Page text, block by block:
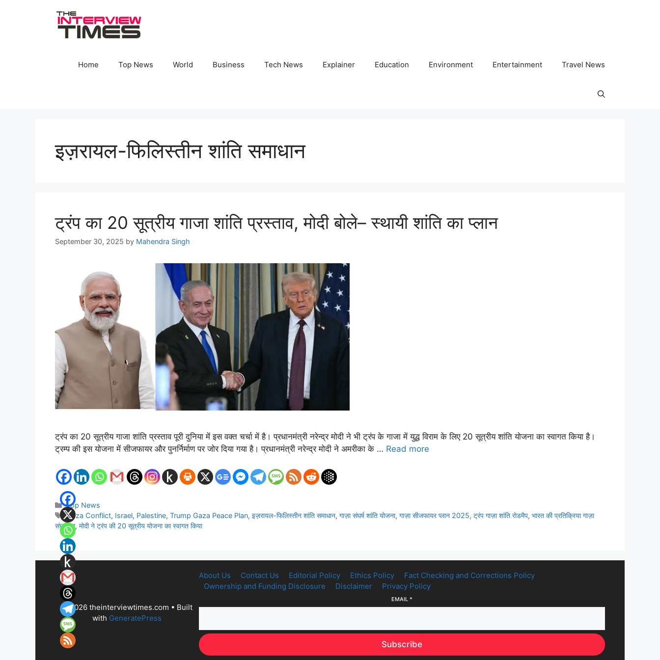
Home Top News World Business Tech News Explainer Education Environment Entertainment Travel News
इज़रायल-फिलिस्तीन शांति समाधान
ट्रंप का 20 सूत्रीय गाजा शांति प्रस्ताव, मोदी बोले– स्थायी शांति का प्लान
September 30, 2025 by Mahendra Singh
ट्रंप का 20 सूत्रीय गाजा शांति प्रस्ताव पूरी दुनिया में इस वक्त चर्चा में है। प्रधानमंत्री नरेन्द्र मोदी ने भी ट्रंप के गाजा में युद्ध विराम के लिए 20 सूत्रीय शांति योजना का स्वागत किया है।
ट्रम्प की इस योजना में सीजफायर और पुनर्निर्माण पर जोर दिया गया है। प्रधानमंत्री नरेन्द्र मोदी ने अमरीका के … Read more
Categories
Top News
Tags
Gaza Conflict, Israel, Palestine,Trump Gaza Peace Plan,इज़रायल-फिलिस्तीन शांति समाधान,गाज़ा संघर्ष शांति योजना,गाज़ा सीजफायर प्लान 2025,ट्रंप गाज़ा शांति रोडमैप,भारत की प्रतिक्रिया गाज़ा
संघर्ष पर, मोदी ने ट्रंप की 20 सूत्रीय योजना का स्वागत किया
About Us Contact Us Editorial Policy Ethics Policy
Fact Checking and Corrections Policy
Ownership and Funding Disclosure
Disclaimer Privacy Policy
EMAIL *
Subscribe
© 2026 theinterviewtimes.com • Built
with GeneratePress